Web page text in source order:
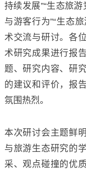
持续发展”“生态旅
与游客行为”“生态
术交流与研讨。各
术研究成果进行报
题、研究内容、研
的建议和评价，报
氛围热烈。
本次研讨会主题鲜
与旅游生态研究的
采、观点碰撞的优